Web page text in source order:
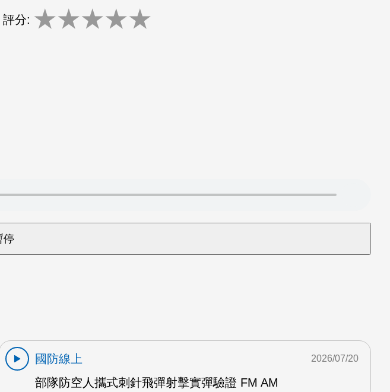
評分: ★★★★★
國防線上
部隊防空人攜式刺針飛彈射擊實彈驗證 FM AM
2026/07/20